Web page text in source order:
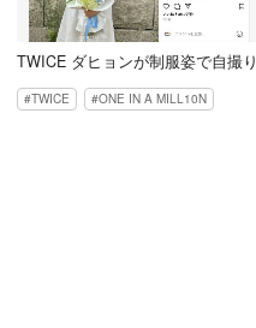
TWICE ダヒョンが制服姿で自撮り
TWICE ONE IN A MILL10N